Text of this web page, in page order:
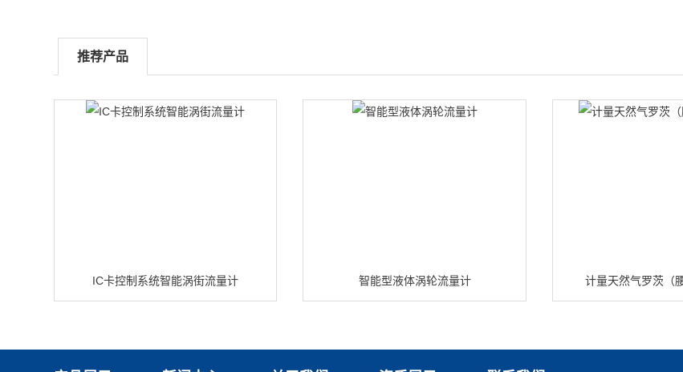
推荐产品
IC卡控制系统智能涡街流量计 智能型液体涡轮流量计 计量天然气罗茨（